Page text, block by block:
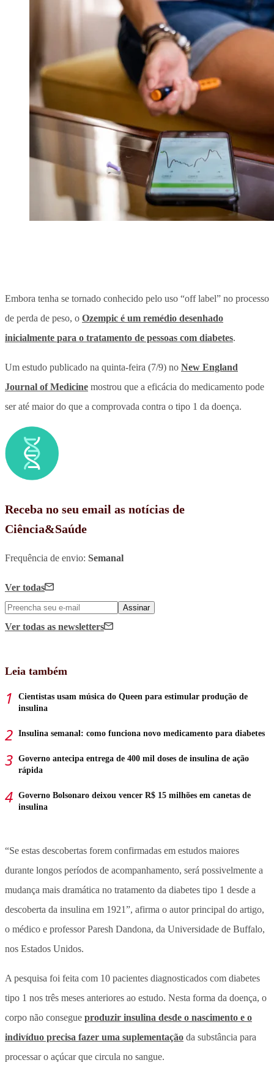
Embora tenha se tornado conhecido pelo uso “off label” no processo
de perda de peso, o Ozempic é um remédio desenhado
inicialmente para o tratamento de pessoas com diabetes.
Um estudo publicado na quinta-feira (7/9) no New England
Journal of Medicine mostrou que a eficácia do medicamento pode
ser até maior do que a comprovada contra o tipo 1 da doença.
Receba no seu email as notícias de
Ciência&Saúde
Frequência de envio: Semanal
Ver todas
Assinar
Ver todas as newsletters
Leia também
Cientistas usam música do Queen para estimular produção de
insulina
Insulina semanal: como funciona novo medicamento para diabetes
Governo antecipa entrega de 400 mil doses de insulina de ação
rápida
Governo Bolsonaro deixou vencer R$ 15 milhões em canetas de
insulina
“Se estas descobertas forem confirmadas em estudos maiores
durante longos períodos de acompanhamento, será possivelmente a
mudança mais dramática no tratamento da diabetes tipo 1 desde a
descoberta da insulina em 1921”, afirma o autor principal do artigo,
o médico e professor Paresh Dandona, da Universidade de Buffalo,
nos Estados Unidos.
A pesquisa foi feita com 10 pacientes diagnosticados com diabetes
tipo 1 nos três meses anteriores ao estudo. Nesta forma da doença, o
corpo não consegue produzir insulina desde o nascimento e o
indivíduo precisa fazer uma suplementação da substância para
processar o açúcar que circula no sangue.